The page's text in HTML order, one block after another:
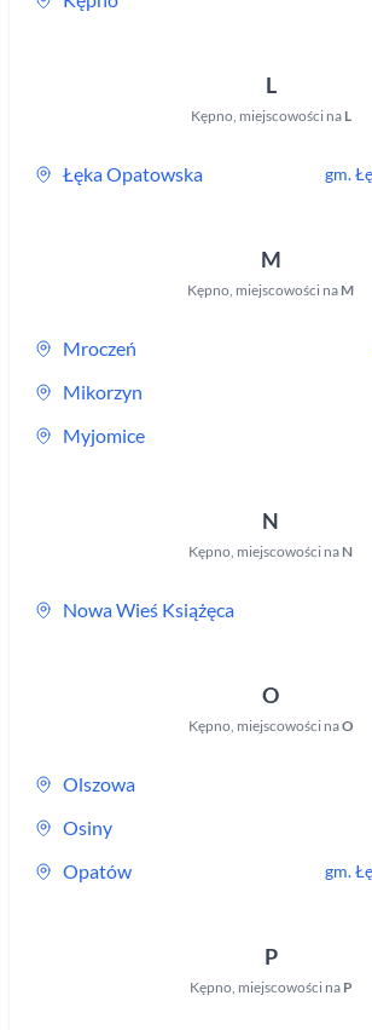
L
Kępno, miejscowości na L
Łęka Opatowska gm.
M
Kępno, miejscowości na M
Mroczeń
Mikorzyn
Myjomice
N
Kępno, miejscowości na N
Nowa Wieś Książęca
O
Kępno, miejscowości naO
Olszowa
Osiny
Opatów gm.
P
Kępno, miejscowości na P